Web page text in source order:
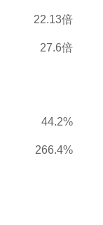
22.13倍
27.6倍
44.2%
266.4%